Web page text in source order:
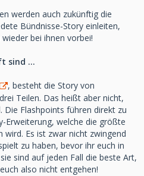
werden auch zukünftig die
Bündnisse-Story einleiten,
bei ihnen vorbei!
sind …
, besteht die Story von
Teilen. Das heißt aber nicht,
Die Flashpoints führen direkt zu
Erweiterung, welche die größte
Es ist zwar nicht zwingend
zu haben, bevor ihr euch in
sind auf jeden Fall die beste Art,
also nicht entgehen!